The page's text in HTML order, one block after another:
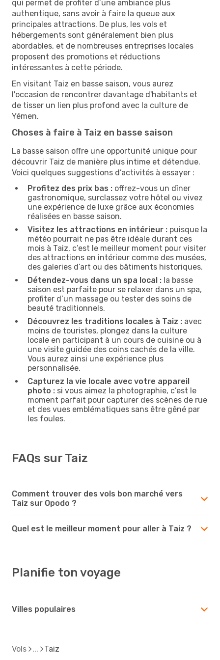
qui permet de profiter d’une ambiance plus
authentique, sans avoir à faire la queue aux
principales attractions. De plus, les vols et
hébergements sont généralement bien plus
abordables, et de nombreuses entreprises locales
proposent des promotions et réductions
intéressantes à cette période.
En visitant Taiz en basse saison, vous aurez
l'occasion de rencontrer davantage d'habitants et
de tisser un lien plus profond avec la culture de
Yémen.
Choses à faire à Taiz en basse saison
La basse saison offre une opportunité unique pour
découvrir Taiz de manière plus intime et détendue.
Voici quelques suggestions d’activités à essayer :
Profitez des prix bas : offrez-vous un dîner
gastronomique, surclassez votre hôtel ou vivez
une expérience de luxe grâce aux économies
réalisées en basse saison.
Visitez les attractions en intérieur : puisque la
météo pourrait ne pas être idéale durant ces
mois à Taiz, c’est le meilleur moment pour visiter
des attractions en intérieur comme des musées,
des galeries d’art ou des bâtiments historiques.
Détendez-vous dans un spa local : la basse
saison est parfaite pour se relaxer dans un spa,
profiter d’un massage ou tester des soins de
beauté traditionnels.
Découvrez les traditions locales à Taiz : avec
moins de touristes, plongez dans la culture
locale en participant à un cours de cuisine ou à
une visite guidée des coins cachés de la ville.
Vous aurez ainsi une expérience plus
personnalisée.
Capturez la vie locale avec votre appareil
photo : si vous aimez la photographie, c’est le
moment parfait pour capturer des scènes de rue
et des vues emblématiques sans être gêné par
les foules.
FAQs sur Taiz
Comment trouver des vols bon marché vers
Taiz sur Opodo ?
Quel est le meilleur moment pour aller à Taiz ?
Planifie ton voyage
Villes populaires
Vols Taiz